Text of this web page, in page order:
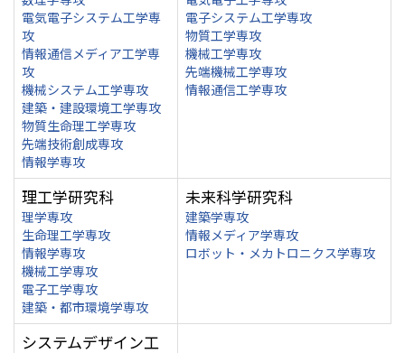
電気電子システム工学専
攻
情報通信メディア工学専
攻
機械システム工学専攻
建築・建設環境工学専攻
物質生命理工学専攻
先端技術創成専攻
情報学専攻
電子システム工学専攻
物質工学専攻
機械工学専攻
先端機械工学専攻
情報通信工学専攻
理工学研究科
理学専攻
生命理工学専攻
情報学専攻
機械工学専攻
電子工学専攻
建築・都市環境学専攻
未来科学研究科
建築学専攻
情報メディア学専攻
ロボット・メカトロニクス学専攻
システムデザイン工